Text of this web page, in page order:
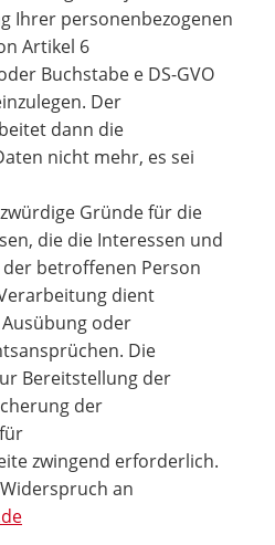
Ihrer personenbezogenen
Artikel 6
Buchstabe e DS-GVO
Der
dann die
nicht mehr, es sei
Gründe für die
die die Interessen und
betroffenen Person
dient
oder
Die
Bereitstellung der
der
zwingend erforderlich.
an